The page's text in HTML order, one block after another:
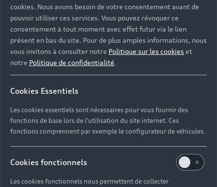
cookies. Nous avons besoin de votre consentement avant de
pouvoir utiliser ces services. Vous pouvez révoquer ce
consentement à tout moment avec effet futur via le lien
présent en bas du site. Pour de plus amples informations, nous
vous invitons à consulter notre Politique sur les cookies et
notre Politique de confidentialité.
Cookies Essentiels
Les cookies essentiels sont nécessaires pour vous fournir des
fonctions de base lors de l'utilisation du site internet. Ces
fonctions comprennent par exemple le configurateur de véhicules.
Cookies fonctionnels
Les cookies fonctionnels nous permettent de collecter
Adresse e-mail*
Téléphone*
Je souhaite recevoir l’actualité, des offres
commerciales et des invitations à des événements
de Audi France.
I would like to receive the newsletter.